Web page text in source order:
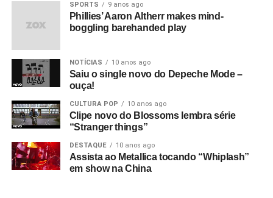
SPORTS 9 anos ago
Phillies’ Aaron Altherr makes mind-
boggling barehanded play
NOTÍCIAS 10 anos ago
Saiu o single novo do Depeche Mode –
ouça!
CULTURA POP 10 anos ago
Clipe novo do Blossoms lembra série
“Stranger things”
DESTAQUE 10 anos ago
Assista ao Metallica tocando “Whiplash”
em show na China